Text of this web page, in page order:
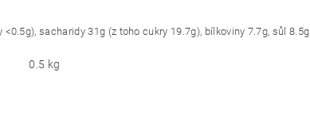
sacharidy 31g (z toho cukry 19.7g), bílkoviny 7.7g, sůl 8.5g
0.5 kg